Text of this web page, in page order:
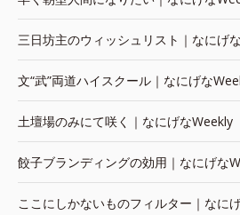
三日坊主のウィッシュリスト｜なにげ
文“武”両道ハイスクール｜なにげな
土壇場のみにて咲く｜なにげなWeekly
餃子ブランディングの効用｜なにげな
ここにしかないものフィルター｜なに